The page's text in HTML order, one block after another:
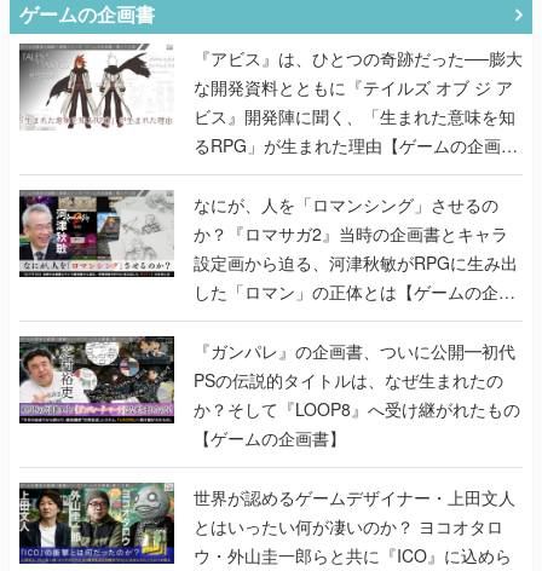
ゲームの企画書
『アビス』は、ひとつの奇跡だった──膨大
な開発資料とともに『テイルズ オブ ジ ア
ビス』開発陣に聞く、「生まれた意味を知
るRPG」が生まれた理由【ゲームの企画
書】
なにが、人を「ロマンシング」させるの
か？『ロマサガ2』当時の企画書とキャラ
設定画から迫る、河津秋敏がRPGに生み出
した「ロマン」の正体とは【ゲームの企画
書】
『ガンパレ』の企画書、ついに公開━初代
PSの伝説的タイトルは、なぜ生まれたの
か？そして『LOOP8』へ受け継がれたもの
【ゲームの企画書】
世界が認めるゲームデザイナー・上田文人
とはいったい何が凄いのか？ ヨコオタロ
ウ・外山圭一郎らと共に『ICO』に込めら